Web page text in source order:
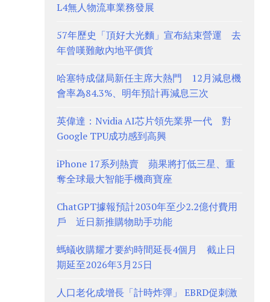
L4無人物流車業務發展
57年歷史「頂好大光麵」宣布結束營運 去
年曾嘆難敵內地平價貨
哈塞特成儲局新任主席大熱門 12月減息機
會率為84.3%、明年預計再減息三次
英偉達：Nvidia AI芯片領先業界一代 對
Google TPU成功感到高興
iPhone 17系列熱賣 蘋果將打低三星、重
奪全球最大智能手機商寶座
ChatGPT據報預計2030年至少2.2億付費用
戶 近日新推購物助手功能
螞蟻收購耀才要約時間延長4個月 截止日
期延至2026年3月25日
人口老化成增長「計時炸彈」 EBRD促刺激